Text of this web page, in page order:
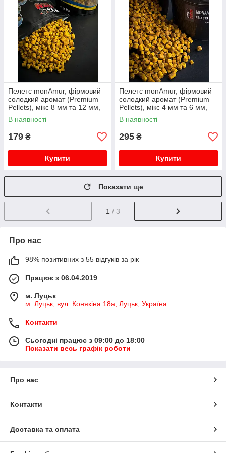
Пелетс monAmur, фірмовий
солодкий аромат (Premium
Pellets), мікс 8 мм та 12 мм,
упаковка 0,9 кг
В наявності
179 ₴
Купити
Пелетс monAmur, фірмовий
солодкий аромат (Premium
Pellets), мікс 4 мм та 6 мм,
відро 1,5 кг
В наявності
295 ₴
Купити
Показати ще
1 / 3
Про нас
98% позитивних з 55 відгуків за рік
Працює з 06.04.2019
м. Луцьк
м. Луцьк, вул. Конякіна 18а, Луцьк, Україна
Контакти
Сьогодні працює з 09:00 до 18:00
Показати весь графік роботи
Про нас
Контакти
Доставка та оплата